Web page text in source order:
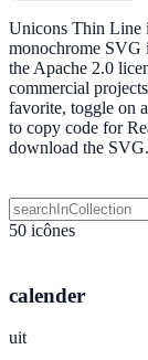
Unicons Thin Line
monochrome SVG
the Apache 2.0
commercial
favorite, toggle on
to copy code for
download the SVG.
50 icônes
calender
uit